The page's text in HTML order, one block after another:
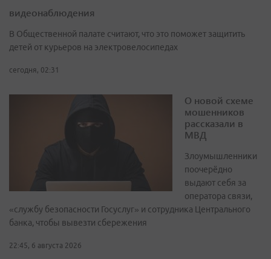
видеонаблюдения
В Общественной палате считают, что это поможет защитить
детей от курьеров на электровелосипедах
сегодня, 02:31
О новой схеме
мошенников
рассказали в
МВД
Злоумышленники
поочерёдно
выдают себя за
оператора связи,
«службу безопасности Госуслуг» и сотрудника Центрального
банка, чтобы вывезти сбережения
22:45, 6 августа 2026